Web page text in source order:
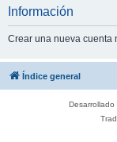
Información
Crear una nueva cuenta
Índice general
Desarrollado